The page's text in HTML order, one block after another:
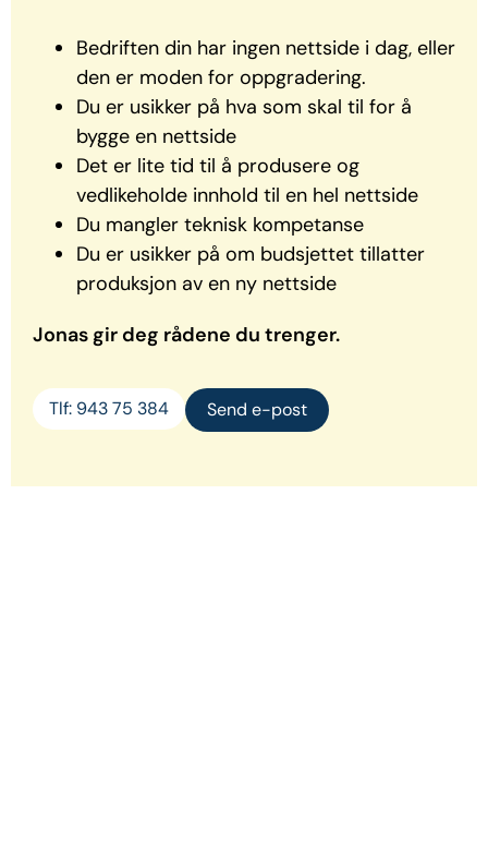
Bedriften din har ingen nettside i dag, eller
den er moden for oppgradering.
Du er usikker på hva som skal til for å
bygge en nettside
Det er lite tid til å produsere og
vedlikeholde innhold til en hel nettside
Du mangler teknisk kompetanse
Du er usikker på om budsjettet tillatter
produksjon av en ny nettside
Jonas gir deg rådene du trenger.
Tlf: 943 75 384 Send e-post